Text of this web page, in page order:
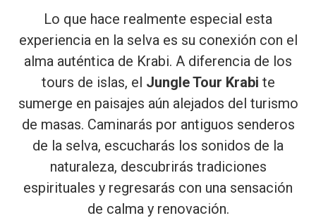
Lo que hace realmente especial esta
experiencia en la selva es su conexión con el
alma auténtica de Krabi. A diferencia de los
tours de islas, el Jungle Tour Krabi te
sumerge en paisajes aún alejados del turismo
de masas. Caminarás por antiguos senderos
de la selva, escucharás los sonidos de la
naturaleza, descubrirás tradiciones
espirituales y regresarás con una sensación
de calma y renovación.